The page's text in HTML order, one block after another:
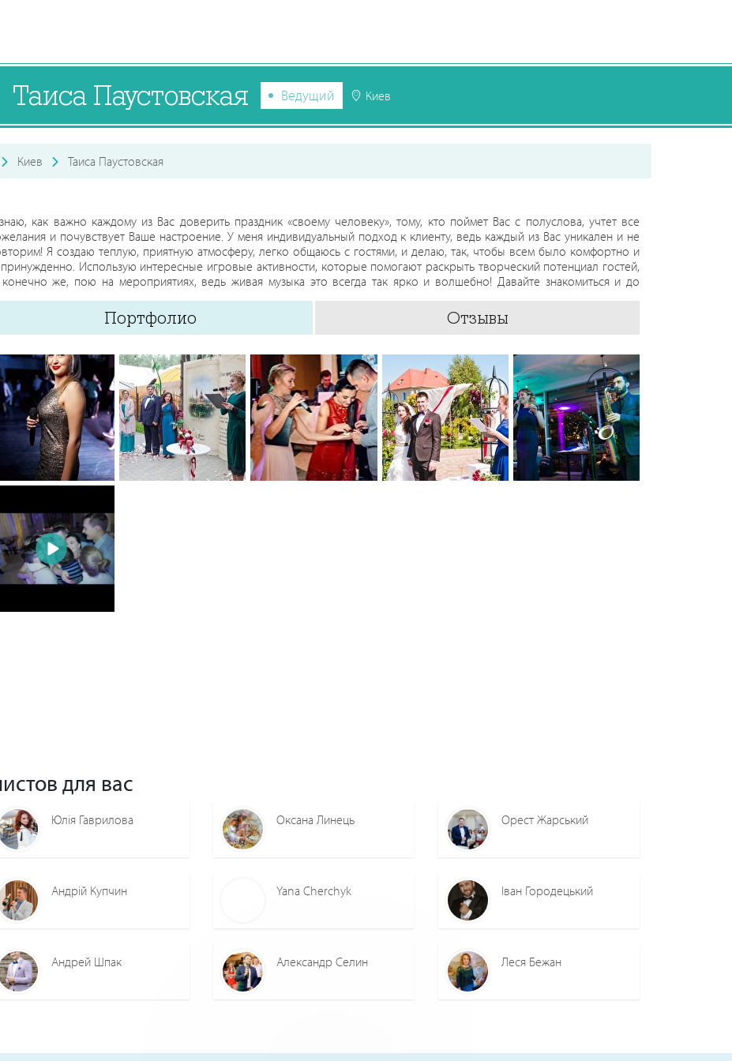
Таиса Паустовская Ведущий Киев
Киев Таиса Паустовская
как важно каждому из Вас доверить праздник «своему человеку», тому, кто поймет Вас с полуслова, учтет все
и почувствует Ваше настроение. У меня индивидуальный подход к клиенту, ведь каждый из Вас уникален и не
Я создаю теплую, приятную атмосферу, легко общаюсь с гостями, и делаю, так, чтобы всем было комфортно и
Использую интересные игровые активности, которые помогают раскрыть творческий потенциал гостей,
же, пою на мероприятиях, ведь живая музыка это всегда так ярко и волшебно! Давайте знакомиться и до
Портфолио Отзывы
для вас
Юлія Гаврилова Оксана Линець Орест Жарський
Андрій Купчин Yana Cherchyk Іван Городецький
Андрей Шпак Александр Селин Леся Бежан